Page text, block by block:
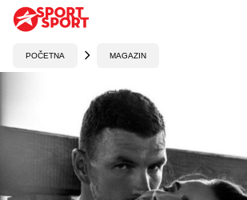
POČETNA MAGAZIN